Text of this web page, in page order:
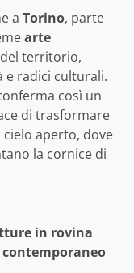
a Torino, parte
arte
territorio,
e radici culturali.
così un
di trasformare
aperto, dove
la cornice di
in rovina